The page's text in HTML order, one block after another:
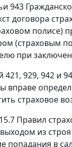
943
договора
полисе)
(страховым
при
421, 929, 942 и
вправе
страховое
Правил
из строя
попадания в